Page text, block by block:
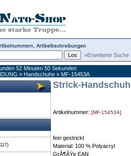
»Erweiterte Suche
52 Minuten 50 Sekunden
» Handschuhe » MF-15453A
Strick-
Artikelnummer: [MF-15453A]
fein gestrickt
Material: 100 % Polyacryl
GrÃ¶ÃŸe EAN